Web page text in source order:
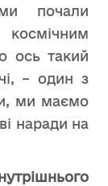
почали
ось такий
– один з
ми маємо
наради на